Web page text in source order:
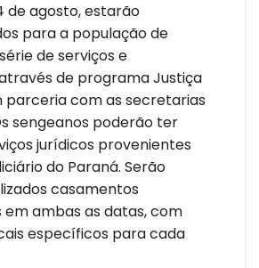
de agosto, estarão
para a população de
de serviços e
de programa Justiça
parceria com as secretarias
sengeanos poderão ter
jurídicos provenientes
do Paraná. Serão
casamentos
ambas as datas, com
específicos para cada